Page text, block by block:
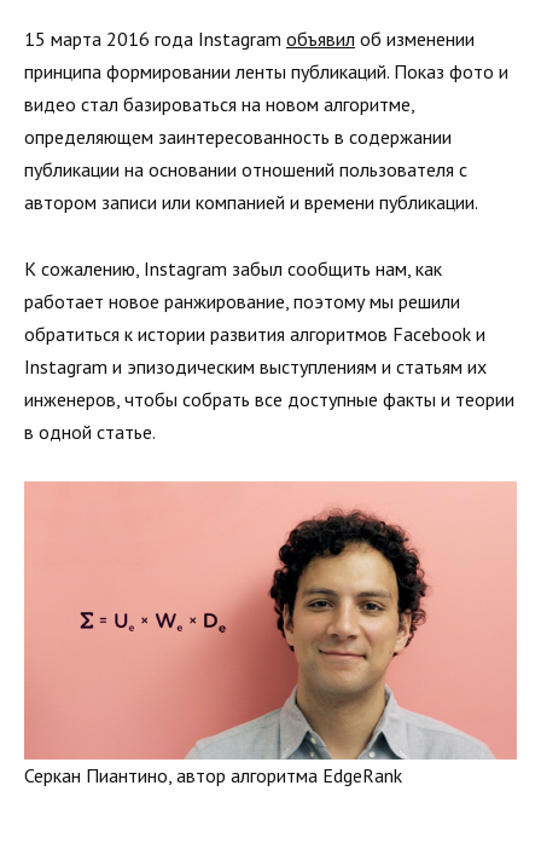
15 марта 2016 года Instagram объявил об изменении
принципа формировании ленты публикаций. Показ фото и
видео стал базироваться на новом алгоритме,
определяющем заинтересованность в содержании
публикации на основании отношений пользователя с
автором записи или компанией и времени публикации.
К сожалению, Instagram забыл сообщить нам, как
работает новое ранжирование, поэтому мы решили
обратиться к истории развития алгоритмов Facebook и
Instagram и эпизодическим выступлениям и статьям их
инженеров, чтобы собрать все доступные факты и теории
в одной статье.
Серкан Пиантино, автор алгоритма EdgeRank